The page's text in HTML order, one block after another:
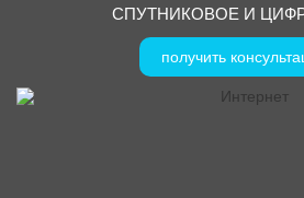
СПУТНИКОВОЕ И
получить